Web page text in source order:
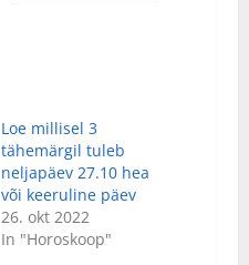
Loe millisel 3
tähemärgil tuleb
neljapäev 27.10 hea
või keeruline päev
26. okt 2022
In "Horoskoop"